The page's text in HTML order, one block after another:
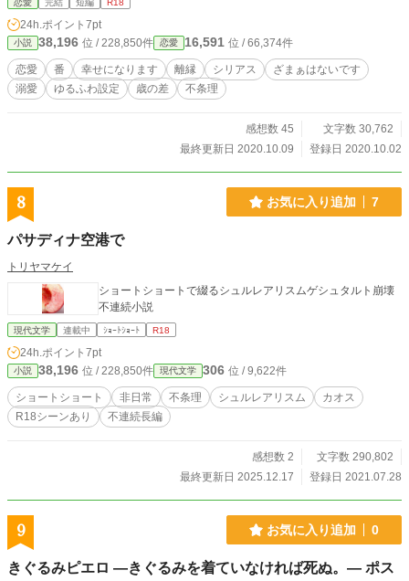
ご注意下さい。 1ミリも笑うところは無いと思います。
＊ 全1２話＋サディアス視点2話。 ＊ Rシーンは、ほぼ終
盤、軽いものにも＊マークつけます。 ＊ 表紙はCanvaさま
で作成した画像を使用しております。
24h.ポイント 7pt
小説 38,196 位 / 228,850件 恋愛 16,591 位 / 66,374件
恋愛 番 幸せになります 離縁 シリアス
ざまぁはないです
溺愛
ゆるふわ設定 歳の差 不条理
感想数 45
文字数 30,762
最終更新日 2020.10.09
登録日 2020.10.02
8 お気に入り追加 7
パサディナ空港で
トリヤマケイ
ショートショートで綴るシュルレアリスムゲシュタルト崩壊
不連続小説
現代文学 連載中 ｼｮｰﾄｼｮｰﾄ R18
24h.ポイント 7pt
小説 38,196 位 / 228,850件 現代文学 306 位 / 9,622件
ショートショート 非日常 不条理 シュルレアリスム
カオス
R18シーンあり
不連続長編
感想数 2
文字数 290,802
最終更新日 2025.12.17
登録日 2021.07.28
9 お気に入り追加 0
きぐるみピエロ ―きぐるみを着ていなければ死ぬ。― ポス